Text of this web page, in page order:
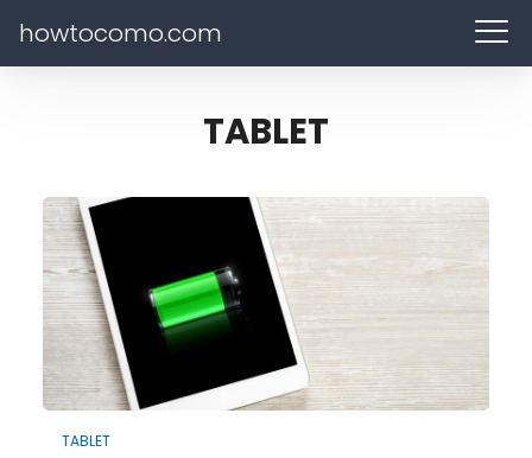
howtocomo.com
TABLET
TABLET